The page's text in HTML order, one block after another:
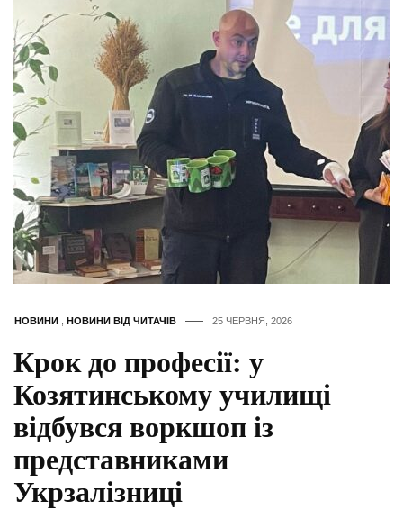
НОВИНИ НОВИНИ ВІД ЧИТАЧІВ 25 ЧЕРВНЯ, 2026
Крок до професії: у
Козятинському училищі
відбувся воркшоп із
представниками
Укрзалізниці